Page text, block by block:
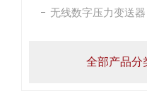
无线数字压力变送器
全部产品分